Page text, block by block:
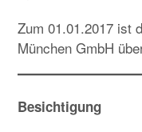
Zum 01.01.2017 ist
München GmbH
Besichtigung